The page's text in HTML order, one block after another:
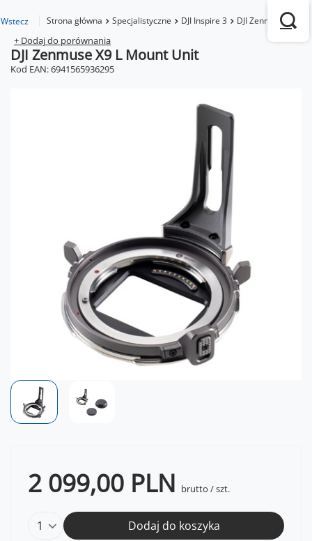
Wstecz Strona główna Specjalistyczne DJI Inspire 3 DJI Zenmuse X9 L
+ Dodaj do porównania
DJI Zenmuse X9 L Mount Unit
Kod EAN: 6941565936295
2 099,00 PLN brutto /szt.
Dodaj do koszyka